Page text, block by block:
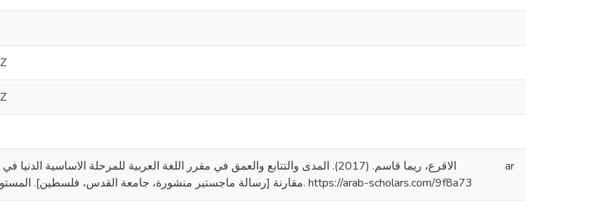
الاقرع، ريما قاسم. (2017). المدى والتتابع والعمق في مقرر اللغة العربية للمرحلة الاساسية
مقارنة [رسالة ماجستير منشورة، جامعة القدس، فلسطين]. المستودع الرقمي لجامعة القدس. https://arab-scholars.com/9f8a73
ar